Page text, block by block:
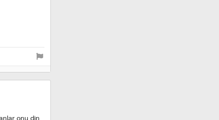
onu din